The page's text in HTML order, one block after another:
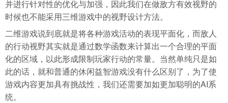
并进行针对性的优化与加强，因此我们在做敌方有效视野的
时候也不能采用三维游戏中的视野设计方法。
二维游戏说到底就是将各种游戏活动的表现平面化，而敌人
的行动视野其实就是通过数学函数来计算出一个合理的平面
化的区域，以此形成限制玩家行动的常量。当然单纯只是如
此的话，就和普通的休闲益智游戏没有什么区别了，为了使
游戏内容更加具有挑战性，我们还需要加如更加聪明的AI系
统。